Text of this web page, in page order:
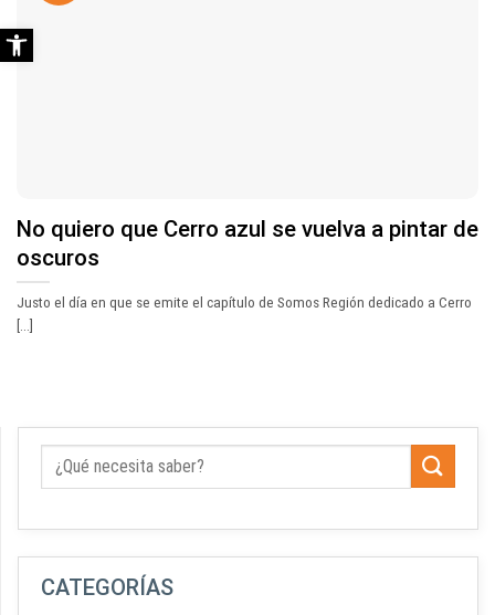
No quiero que Cerro azul se vuelva a pintar de
oscuros
Justo el día en que se emite el capítulo de Somos Región dedicado a Cerro
[...]
CATEGORÍAS
Abrir barra de herramientas